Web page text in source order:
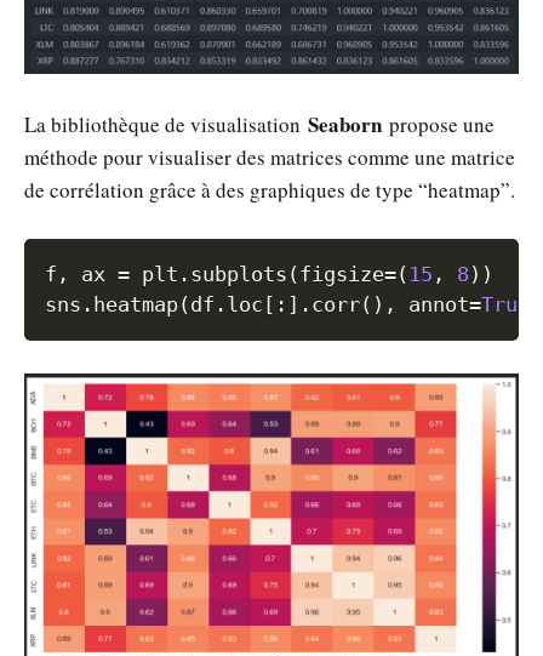
La bibliothèque de visualisation Seaborn propose une
méthode pour visualiser des matrices comme une matrice
de corrélation grâce à des graphiques de type “heatmap”.
f , ax = plt . subplots (figsize=( 15 , 8) )
sns . heatmap(df . loc [ : ] . corr( ) , annot=True
Copy